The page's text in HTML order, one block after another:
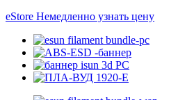
eStore Немедленно узнать цену